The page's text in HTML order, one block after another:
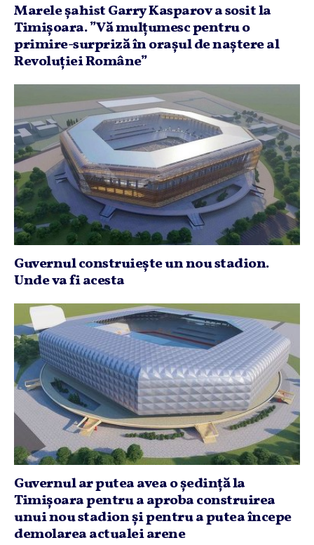
Marele şahist Garry Kasparov a sosit la
Timişoara. ”Vă mulţumesc pentru o
primire-surpriză în oraşul de naştere al
Revoluţiei Române”
Guvernul construieşte un nou stadion.
Unde va fi acesta
Guvernul ar putea avea o şedinţă la
Timişoara pentru a aproba construirea
unui nou stadion şi pentru a putea începe
demolarea actualei arene